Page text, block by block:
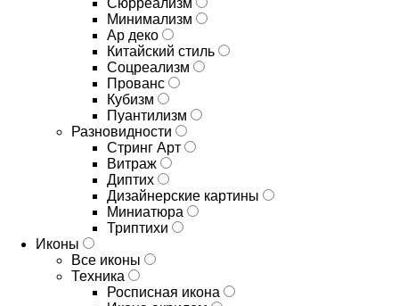
Сюрреализм
Минимализм
Ар деко
Китайский стиль
Соцреализм
Прованс
Кубизм
Пуантилизм
Разновидности
Стринг Арт
Витраж
Диптих
Дизайнерские картины
Миниатюра
Триптихи
Иконы
Все иконы
Техника
Росписная икона